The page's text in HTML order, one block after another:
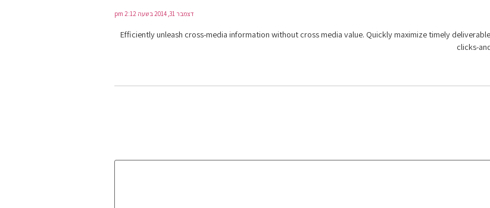
דצמבר 31, 2014 בשעה 2:12 pm
Efficiently unleash cross-media information without cross media value. Quickly maximize timely
clicks-